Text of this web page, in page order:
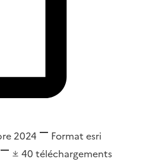
2024 Format esri
40 téléchargements